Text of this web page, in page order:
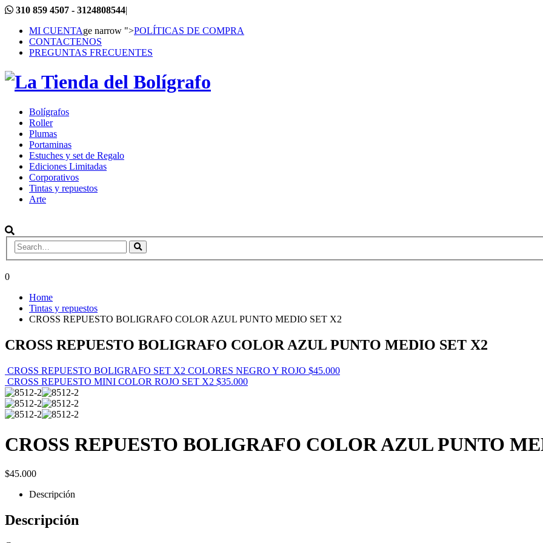
310 859 4507 - 3124808544|
MI CUENTAge narrow ">POLÍTICAS DE COMPRA
CONTACTENOS
PREGUNTAS FRECUENTES
Bolígrafos
Roller
Plumas
Portaminas
Estuches y set de Regalo
Ediciones Limitadas
Corporativos
Tintas y repuestos
Arte
0
Home
Tintas y repuestos
CROSS REPUESTO BOLIGRAFO COLOR AZUL PUNTO MEDIO SET X2
CROSS REPUESTO BOLIGRAFO COLOR AZUL PUNTO MEDIO SET X2
CROSS REPUESTO BOLIGRAFO SET X2 COLORES NEGRO Y ROJO $45.000
CROSS REPUESTO MINI COLOR ROJO SET X2 $35.000
CROSS REPUESTO BOLIGRAFO COLOR AZUL PUNTO
$45.000
Descripción
Descripción